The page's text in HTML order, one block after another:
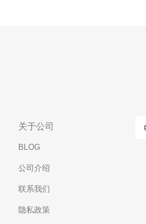
关于公司
BLOG
公司介绍
联系我们
隐私政策